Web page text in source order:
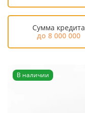
Сумма кредита
до 8 000 000
В наличии